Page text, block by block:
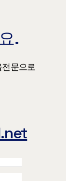
.
전문으로